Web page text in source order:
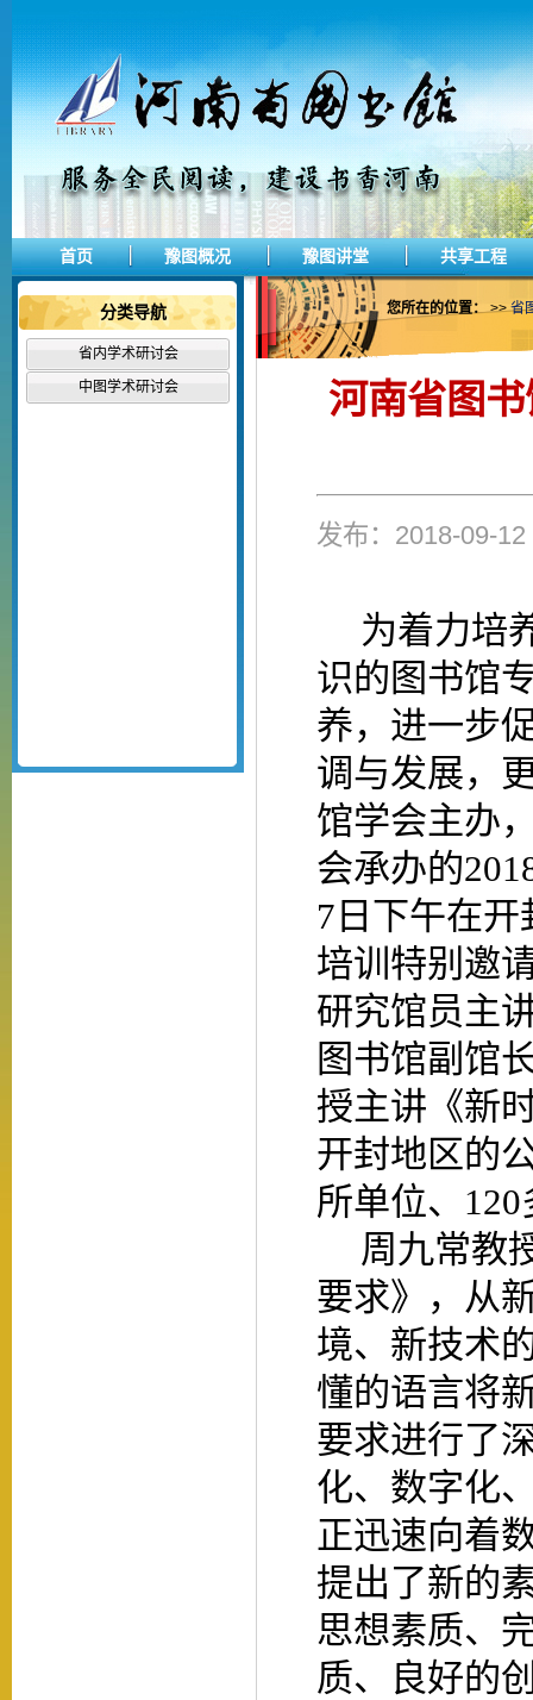
首页 豫图概况 豫图讲堂 共享工程
分类导航
省内学术研讨会
中图学术研讨会
您所在的位置：>>省
河南省图
发布：2018-09-
为着力培
识的图书馆
养，进一步
调与发展，
馆学会主办
会承办的
7 日下午在
培训特别邀
研究馆员主
图书馆副馆
授主讲《新
开封地区的
所单位、 120
周九常教
要求》，从
境、新技术
懂的语言将
要求进行了
化、数字化
正迅速向着
提出了新的
思想素质、
质、良好的